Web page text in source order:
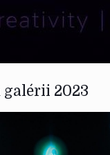
galérii 2023